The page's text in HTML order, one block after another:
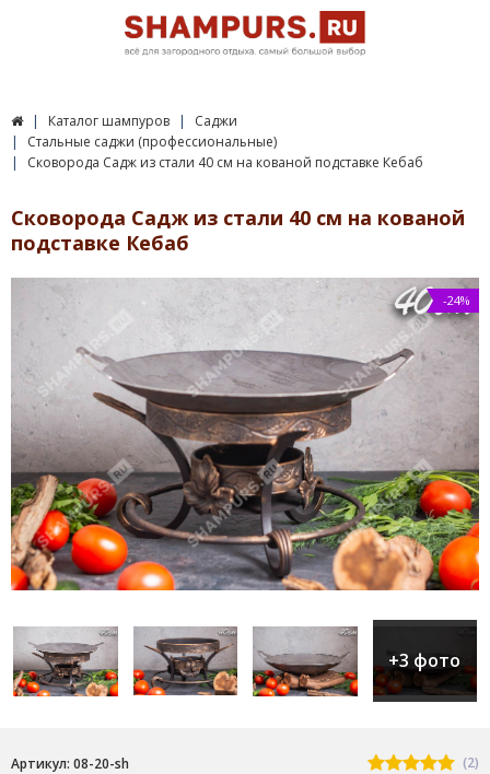
Каталог шампуров
Саджи
Стальные саджи (профессиональные)
Сковорода Садж из стали 40 см на кованой подставке Кебаб
Сковорода Садж из стали 40 см на кованой
подставке Кебаб
-24%
+3 фото
Артикул: 08-20-sh (2)